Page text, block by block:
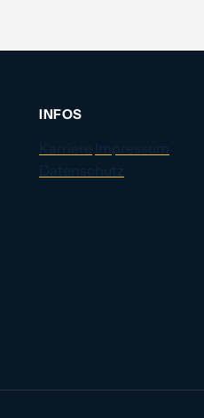
INFOS
Karriere Impressum
Datenschutz